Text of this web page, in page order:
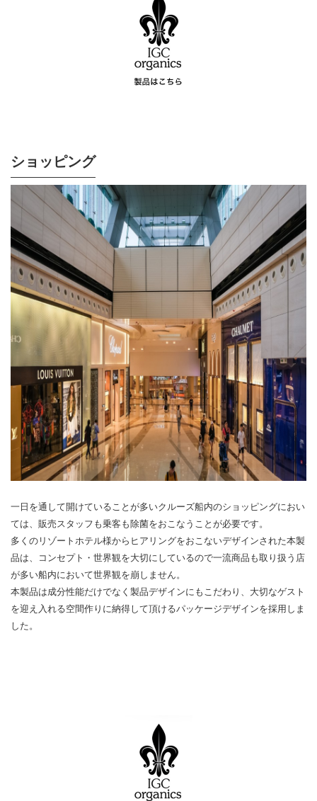
ショッピング
一日を通して開けていることが多いクルーズ船内のショッピングにおい
ては、販売スタッフも乗客も除菌をおこなうことが必要です。
多くのリゾートホテル様からヒアリングをおこないデザインされた本製
品は、コンセプト・世界観を大切にしているので一流商品も取り扱う店
が多い船内において世界観を崩しません。
本製品は成分性能だけでなく製品デザインにもこだわり、大切なゲスト
を迎え入れる空間作りに納得して頂けるパッケージデザインを採用しま
した。